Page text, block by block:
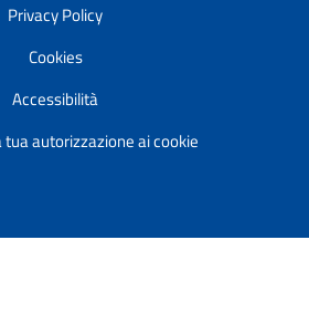
Privacy Policy
Cookies
Accessibilità
autorizzazione ai cookie